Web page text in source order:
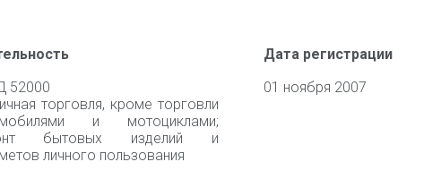
52000
торговля, кроме торговли
и мотоциклами;
бытовых изделий и
личного пользования
Дата регистрации
01 ноября 2007